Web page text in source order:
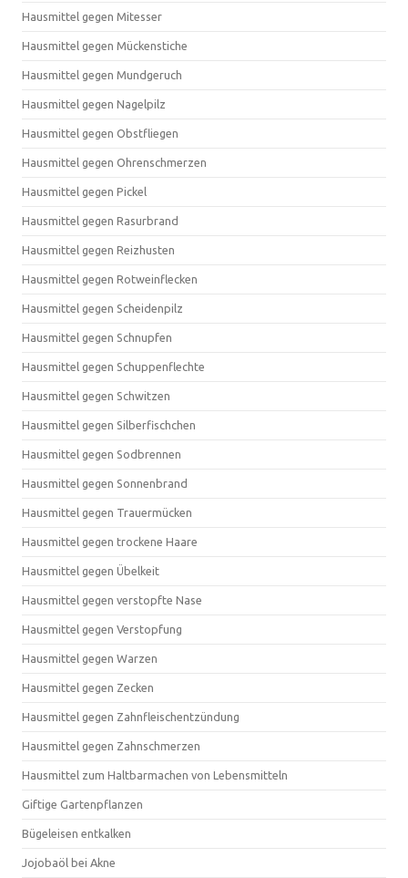
Hausmittel gegen Mitesser
Hausmittel gegen Mückenstiche
Hausmittel gegen Mundgeruch
Hausmittel gegen Nagelpilz
Hausmittel gegen Obstfliegen
Hausmittel gegen Ohrenschmerzen
Hausmittel gegen Pickel
Hausmittel gegen Rasurbrand
Hausmittel gegen Reizhusten
Hausmittel gegen Rotweinflecken
Hausmittel gegen Scheidenpilz
Hausmittel gegen Schnupfen
Hausmittel gegen Schuppenflechte
Hausmittel gegen Schwitzen
Hausmittel gegen Silberfischchen
Hausmittel gegen Sodbrennen
Hausmittel gegen Sonnenbrand
Hausmittel gegen Trauermücken
Hausmittel gegen trockene Haare
Hausmittel gegen Übelkeit
Hausmittel gegen verstopfte Nase
Hausmittel gegen Verstopfung
Hausmittel gegen Warzen
Hausmittel gegen Zecken
Hausmittel gegen Zahnfleischentzündung
Hausmittel gegen Zahnschmerzen
Hausmittel zum Haltbarmachen von Lebensmitteln
Giftige Gartenpflanzen
Bügeleisen entkalken
Jojobaöl bei Akne